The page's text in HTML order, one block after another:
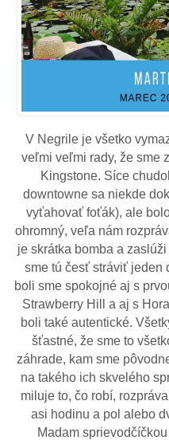
V Negrile je všetko
veľmi veľmi rady, že sme
Kingstone. Síce
downtowne sa niekde
vyťahovať foťák), ale
ohromný, veľa nám
je skrátka bomba a
sme tú česť stráviť jeden
boli sme spokojné aj s
Strawberry Hill a aj s
boli také autentické.
šťastné, že sme to
záhrade, kam sme
na takého ich skvelého
miluje to, čo robí,
asi hodinu a pol alebo
Madam